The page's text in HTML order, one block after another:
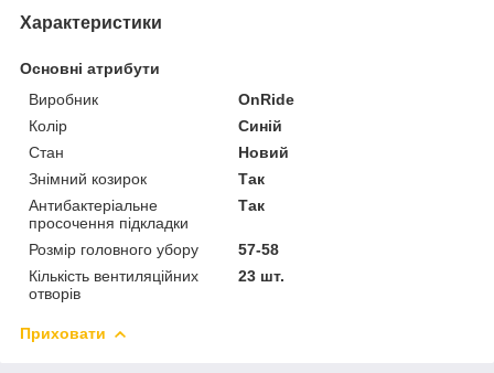
Характеристики
Основні атрибути
Виробник
OnRide
Колір
Синій
Стан
Новий
Знімний козирок
Так
Антибактеріальне
просочення підкладки
Так
Розмір головного убору
57-58
Кількість вентиляційних
отворів
23 шт.
Приховати